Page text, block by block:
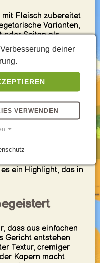
Fleisch zubereitet
Varianten,
oder Seitan als
Die Sauce kann
wie Estragon
neue
kleinen Schüssel
oft begleitet von
und knusprigem
ein Highlight, das in
dass aus einfachen
Gericht entstehen
Textur, cremiger
Kapern macht
deiner
VERWENDEN